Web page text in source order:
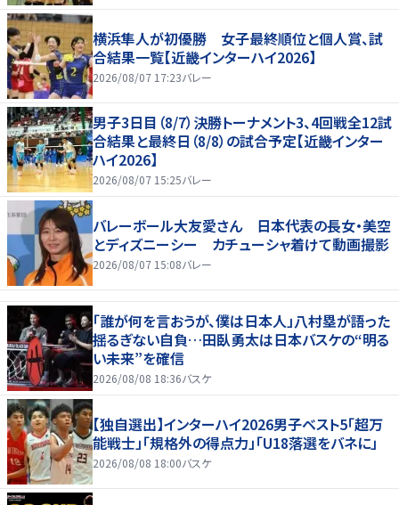
横浜隼人が初優勝 女子最終順位と個人賞、試
合結果一覧【近畿インターハイ2026】
2026/08/07 17:23バレー
男子3日目（8/7）決勝トーナメント3、4回戦全12試
合結果と最終日（8/8）の試合予定【近畿インター
ハイ2026】
2026/08/07 15:25バレー
バレーボール大友愛さん 日本代表の長女・美空
とディズニーシー カチューシャ着けて動画撮影
2026/08/07 15:08バレー
「誰が何を言おうが、僕は日本人」八村塁が語った
揺るぎない自負…田臥勇太は日本バスケの“明る
い未来”を確信
2026/08/08 18:36バスケ
【独自選出】インターハイ2026男子ベスト5「超万
能戦士」「規格外の得点力」「U18落選をバネに」
2026/08/08 18:00バスケ